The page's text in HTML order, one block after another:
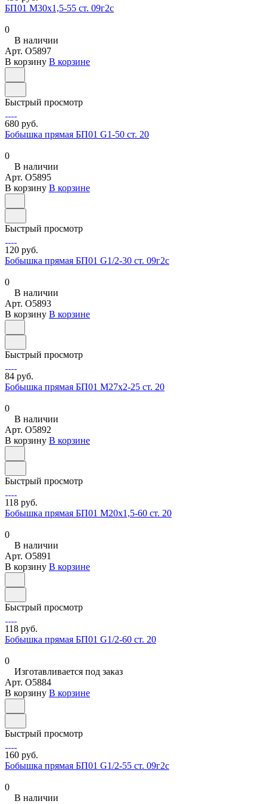
БП01 М30х1,5-55 ст. 09г2с
0
В наличии
Арт. O5897
В корзину В корзине
Быстрый просмотр
680 руб.
Бобышка прямая БП01 G1-50 ст. 20
0
В наличии
Арт. O5895
В корзину В корзине
Быстрый просмотр
120 руб.
Бобышка прямая БП01 G1/2-30 ст. 09г2с
0
В наличии
Арт. O5893
В корзину В корзине
Быстрый просмотр
84 руб.
Бобышка прямая БП01 М27х2-25 ст. 20
0
В наличии
Арт. O5892
В корзину В корзине
Быстрый просмотр
118 руб.
Бобышка прямая БП01 М20х1,5-60 ст. 20
0
В наличии
Арт. O5891
В корзину В корзине
Быстрый просмотр
118 руб.
Бобышка прямая БП01 G1/2-60 ст. 20
0
Изготавливается под заказ
Арт. O5884
В корзину В корзине
Быстрый просмотр
160 руб.
Бобышка прямая БП01 G1/2-55 ст. 09г2с
0
В наличии